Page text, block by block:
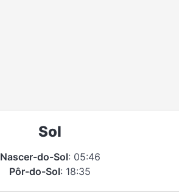
Sol
Nascer-do-Sol: 05:46
Pôr-do-Sol: 18:35